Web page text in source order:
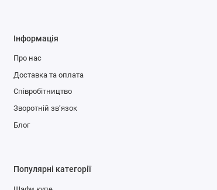
Інформація
Про нас
Доставка та оплата
Співробітництво
Зворотній зв’язок
Блог
Популярні категорії